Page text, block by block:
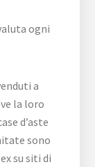
ogni
a
la loro
d’aste
sono
su siti di